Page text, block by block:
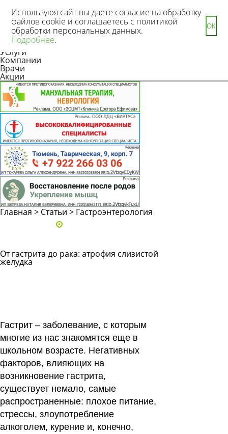
Новости
Статьи
Услуги
Компании
Врачи
Акции
Главная > Статьи > Гастроэнтерология
От гастрита до рака: атрофия слизистой
желудка
Гастрит – заболевание, с которым
многие из нас знакомятся еще в
школьном возрасте. Негативных
факторов, влияющих на
возникновение гастрита,
существует немало, самые
распространенные: плохое питание,
стрессы, злоупотребление
алкоголем, курение и, конечно,
Используюя сайт вы даете согласие на обработку
файлов cookie и соглашаетесь с политикой
обработки персональных данных.
Подробнее.
ОК